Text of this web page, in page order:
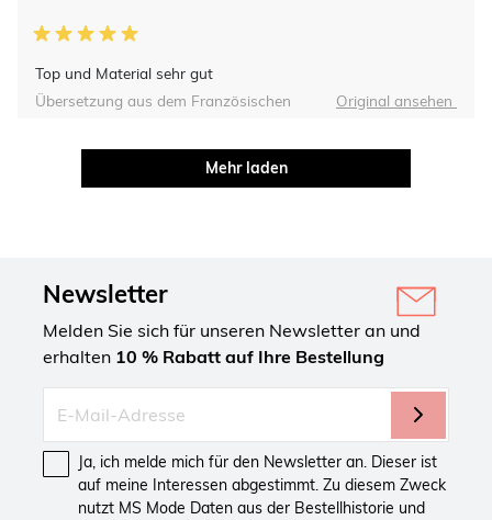
Top und Material sehr gut
Übersetzung aus dem Französischen Original ansehen
Mehr laden
Newsletter
Melden Sie sich für unseren Newsletter an und
erhalten 10 % Rabatt auf Ihre Bestellung
Ja, ich melde mich für den Newsletter an. Dieser ist
auf meine Interessen abgestimmt. Zu diesem Zweck
nutzt MS Mode Daten aus der Bestellhistorie und